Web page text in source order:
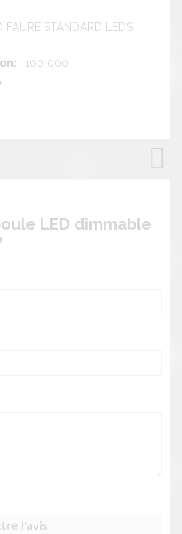
FAURE STANDARD LEDS
100 000
LED dimmable
l'avis